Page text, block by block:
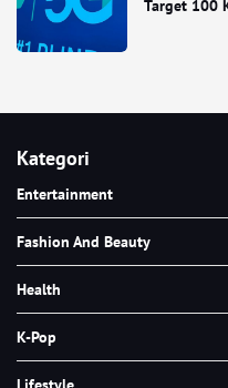
Target 100
Kategori
Entertainment
Fashion And Beauty
Health
K-Pop